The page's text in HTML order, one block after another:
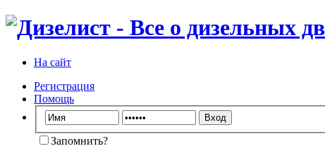
На сайт
Регистрация
Помощь
Запомнить?